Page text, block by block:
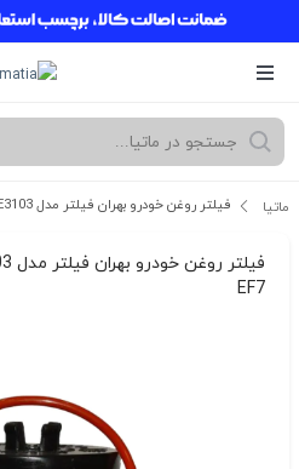
ماتیا فیلتر روغن خودرو بهران فیلتر مدل GE3103 مناسب سمند ملی EF7
EF7